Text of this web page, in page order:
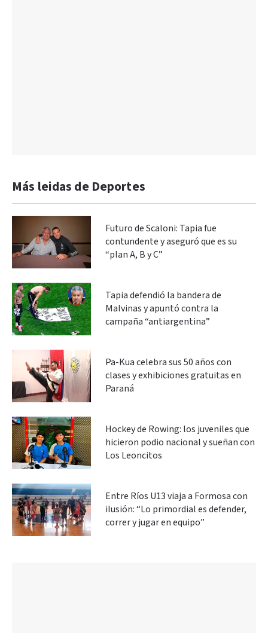
Más leidas de Deportes
Futuro de Scaloni: Tapia fue
contundente y aseguró que es su
“plan A, B y C”
Tapia defendió la bandera de
Malvinas y apuntó contra la
campaña “antiargentina”
Pa-Kua celebra sus 50 años con
clases y exhibiciones gratuitas en
Paraná
Hockey de Rowing: los juveniles que
hicieron podio nacional y sueñan con
Los Leoncitos
Entre Ríos U13 viaja a Formosa con
ilusión: “Lo primordial es defender,
correr y jugar en equipo”